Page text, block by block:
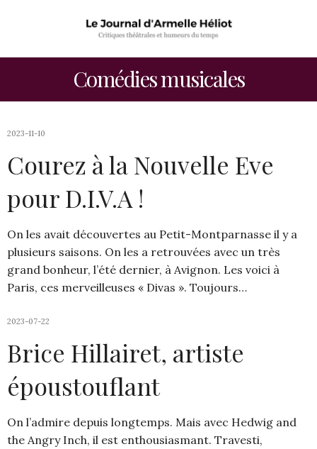
Comédies musicales
2023-11-10
Courez à la Nouvelle Eve
pour D.I.V.A !
On les avait découvertes au Petit-Montparnasse il y a
plusieurs saisons. On les a retrouvées avec un très
grand bonheur, l’été dernier, à Avignon. Les voici à
Paris, ces merveilleuses « Divas ». Toujours…
2023-07-22
Brice Hillairet, artiste
époustouflant
On l’admire depuis longtemps. Mais avec Hedwig and
the Angry Inch, il est enthousiasmant. Travesti,